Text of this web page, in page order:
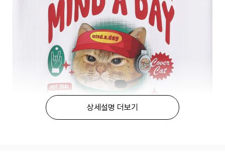
상세설명 더보기